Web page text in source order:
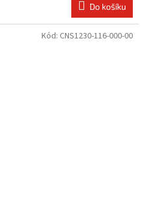
Do košíku
Kód: CNS1230-116-000-00